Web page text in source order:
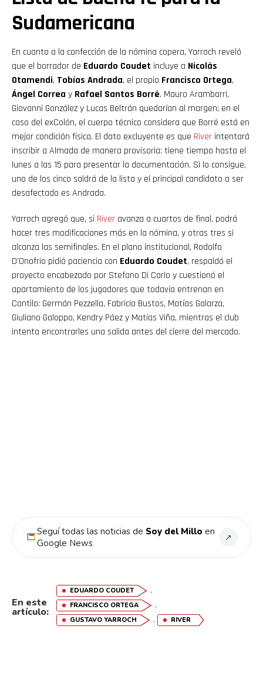
Sudamericana
En cuanto a la confección de la nómina copera, Yarroch reveló
que el borrador de Eduardo Coudet incluye a Nicolás
Otamendi, Tobías Andrada, el propio Francisco Ortega,
Ángel Correa y Rafael Santos Borré. Mauro Arambarri,
Giovanni González y Lucas Beltrán quedarían al margen; en el
caso del exColón, el cuerpo técnico considera que Borré está en
mejor condición física. El dato excluyente es que River intentará
inscribir a Almada de manera provisoria: tiene tiempo hasta el
lunes a las 15 para presentar la documentación. Si lo consigue,
uno de los cinco saldrá de la lista y el principal candidato a ser
desafectado es Andrada.
Yarroch agregó que, si River avanza a cuartos de final, podrá
hacer tres modificaciones más en la nómina, y otras tres si
alcanza las semifinales. En el plano institucional, Rodolfo
D’Onofrio pidió paciencia con Eduardo Coudet, respaldó el
proyecto encabezado por Stefano Di Carlo y cuestionó el
apartamiento de los jugadores que todavía entrenan en
Cantilo: Germán Pezzella, Fabricio Bustos, Matías Galarza,
Giuliano Galoppo, Kendry Páez y Matías Viña, mientras el club
intenta encontrarles una salida antes del cierre del mercado.
Seguí todas las noticias de Soy del Millo en
Google News
↗
En este
artículo:
EDUARDO COUDET ,
FRANCISCO ORTEGA ,
GUSTAVO YARROCH , RIVER